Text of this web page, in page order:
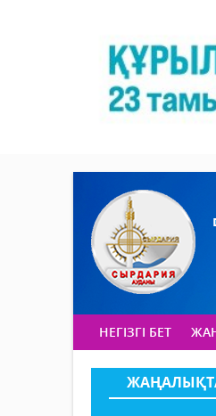
НЕГІЗГІ БЕТ